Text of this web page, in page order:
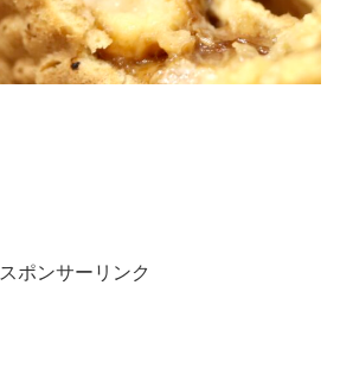
スポンサーリンク